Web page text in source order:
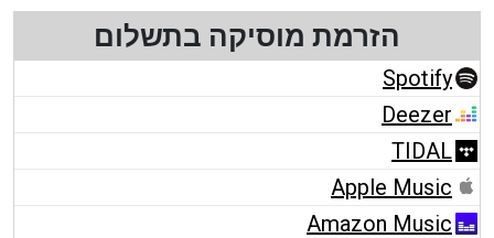
הזרמת מוסיקה בתשלום
Spotify
Deezer
TIDAL
Apple Music
Amazon Music